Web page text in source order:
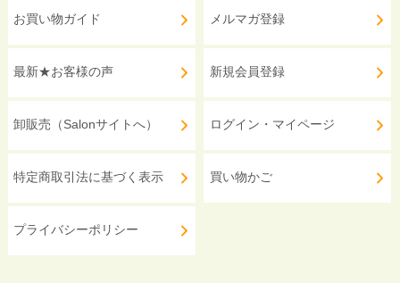
お買い物ガイド
最新★お客様の声
卸販売（Salonサイトへ）
特定商取引法に基づく表示
プライバシーポリシー
メルマガ登録
新規会員登録
ログイン・マイページ
買い物かご